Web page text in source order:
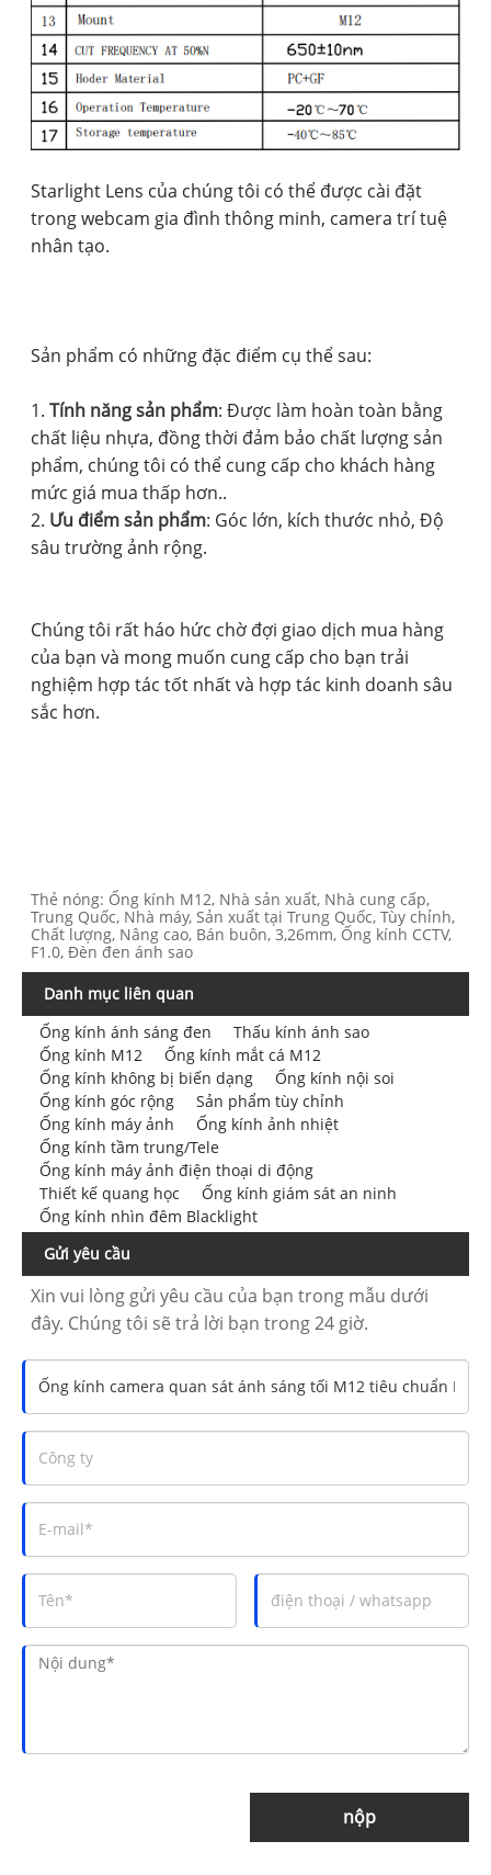
Starlight Lens của chúng tôi có thể được cài đặt
trong webcam gia đình thông minh, camera trí tuệ
nhân tạo.
Sản phẩm có những đặc điểm cụ thể sau:
1.Tính năng sản phẩm: Được làm hoàn toàn bằng
chất liệu nhựa, đồng thời đảm bảo chất lượng sản
phẩm, chúng tôi có thể cung cấp cho khách hàng
mức giá mua thấp hơn..
2. Ưu điểm sản phẩm: Góc lớn, kích thước nhỏ, Độ
sâu trường ảnh rộng.
Chúng tôi rất háo hức chờ đợi giao dịch mua hàng
của bạn và mong muốn cung cấp cho bạn trải
nghiệm hợp tác tốt nhất và hợp tác kinh doanh sâu
sắc hơn.
Thẻ nóng: Ống kính M12, Nhà sản xuất, Nhà cung cấp,
Trung Quốc, Nhà máy, Sản xuất tại Trung Quốc, Tùy chỉnh,
Chất lượng, Nâng cao, Bán buôn, 3,26mm, Ống kính CCTV,
F1.0, Đèn đen ánh sao
Danh mục liên quan
Ống kính ánh sáng đen
Thấu kính ánh sao
Ống kính M12
Ống kính mắt cá M12
Ống kính không bị biến dạng
Ống kính nội soi
Ống kính góc rộng
Sản phẩm tùy chỉnh
Ống kính máy ảnh
Ống kính ảnh nhiệt
Ống kính tầm trung/Tele
Ống kính máy ảnh điện thoại di động
Thiết kế quang học
Ống kính giám sát an ninh
Ống kính nhìn đêm Blacklight
Gửi yêu cầu
Xin vui lòng gửi yêu cầu của bạn trong mẫu dưới
đây. Chúng tôi sẽ trả lời bạn trong 24 giờ.
nộp